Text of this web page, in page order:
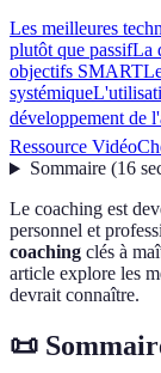
Les meilleures
plutôt que passifLa
objectifs SMART
systémique
développement de
Ressource Vidéo
Sommaire(16
Le coaching est
personnel et
coaching clés à
article explore les
devrait connaître.
📜